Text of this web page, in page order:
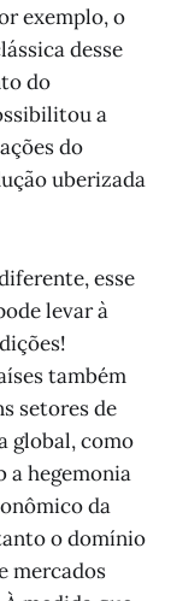
exemplo, o
desse
do
a
do
uberizada
esse
levar à
também
setores de
global, como
a hegemonia
da
o domínio
mercados